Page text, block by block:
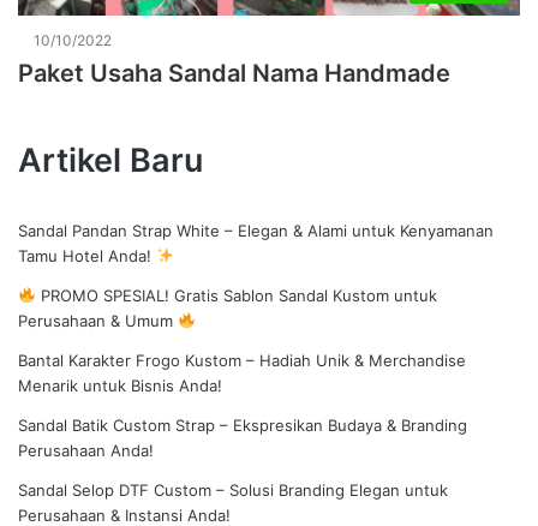
10/10/2022
Paket Usaha Sandal Nama Handmade
Artikel Baru
Sandal Pandan Strap White – Elegan & Alami untuk Kenyamanan
Tamu Hotel Anda!
PROMO SPESIAL! Gratis Sablon Sandal Kustom untuk
Perusahaan & Umum
Bantal Karakter Frogo Kustom – Hadiah Unik & Merchandise
Menarik untuk Bisnis Anda!
Sandal Batik Custom Strap – Ekspresikan Budaya & Branding
Perusahaan Anda!
Sandal Selop DTF Custom – Solusi Branding Elegan untuk
Perusahaan & Instansi Anda!